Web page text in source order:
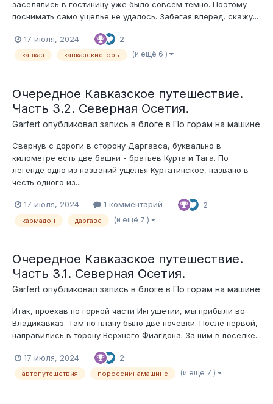
заселялись в гостиницу уже было совсем темно. Поэтому
поснимать само ущелье не удалось. Забегая вперед, скажу...
17 июля, 2024 2
кавказ кавказскиегоры (и ещё 6 )
Очередное Кавказское путешествие.
Часть 3.2. Северная Осетия.
Garfert опубликовал запись в блоге в По горам на машине
Свернув с дороги в сторону Даргавса, буквально в
километре есть две башни - братьев Курта и Тага. По
легенде одно из названий ущелья Куртатинское, названо в
честь одного из...
17 июля, 2024 1 комментарий 2
кармадон даргавс (и ещё 7 )
Очередное Кавказское путешествие.
Часть 3.1. Северная Осетия.
Garfert опубликовал запись в блоге в По горам на машине
Итак, проехав по горной части Ингушетии, мы прибыли во
Владикавказ. Там по плану было две ночевки. После первой,
направились в торону Верхнего Фиагдона. За ним в поселке...
17 июля, 2024 2
автопутешствия пороссиинамашине (и ещё 7 )